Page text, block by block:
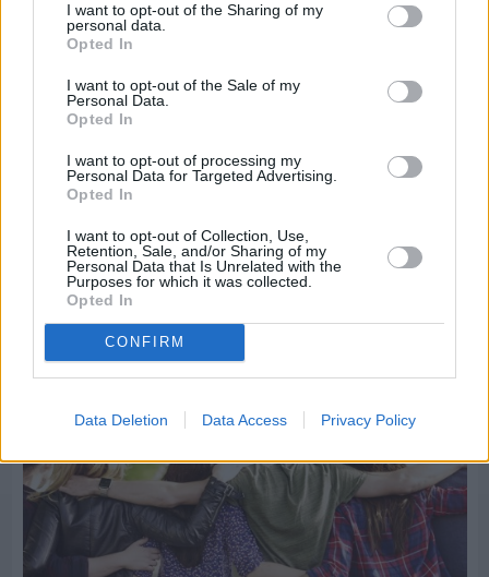
I want to opt-out of the Sharing of my
personal data.
Opted In
I want to opt-out of the Sale of my
Personal Data.
Opted In
I want to opt-out of processing my
Personal Data for Targeted Advertising.
Opted In
I want to opt-out of Collection, Use,
Retention, Sale, and/or Sharing of my
Personal Data that Is Unrelated with the
Purposes for which it was collected.
Opted In
CONFIRM
Data Deletion Data Access Privacy Policy
Πριν 6 ημέρες
5ημερη εκδρομή σε Προύσα - Κωνσταντινούπολη
με το Sunrise Tours